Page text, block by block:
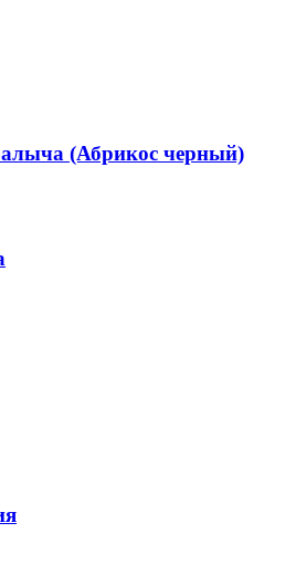
(Абрикос черный)